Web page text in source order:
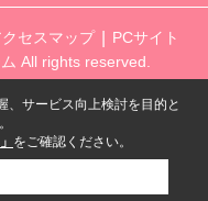
クセスマップ
PCサイト
All rights reserved.
、サービス向上検討を目的と
をご確認ください。